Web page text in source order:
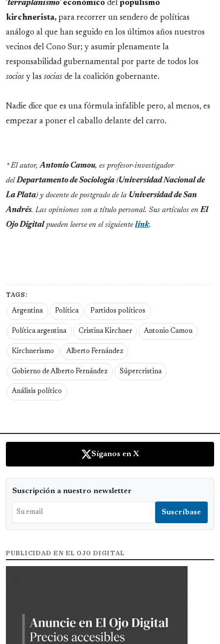
'terraplanismo' económico del populismo
kirchnerista, para recorrer un sendero de políticas
análogo al que han seguido en los últimos años nuestros
vecinos del Cono Sur; y asumir plenamente la
responsabilidad gubernamental por parte de todos los
socios y las socias de la coalición gobernante.
Nadie dice que es una fórmula infalible pero, al menos, es
empezar a poner el caballo delante del carro.
* El autor,Antonio Camou, es profesor-investigador
delDepartamento de Sociología (Universidad Nacional de
La Plata) y docente de postgrado de la Universidad de San
Andrés. Las opiniones son a título personal. Sus artículos enEl
Ojo Digitalpueden leerse en el siguiente link.
TAGS:
Argentina Política Partidos políticos
Política argentina Cristina Kirchner Antonio Camou
Kirchnerismo Alberto Fernández
Gobierno de Alberto Fernández Súpercristina
Análisis político
Síganos en X
Suscripción a nuestro newsletter
PUBLICIDAD EN EL OJO DIGITAL